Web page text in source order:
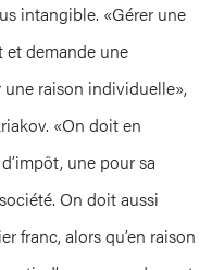
intangible. «Gérer une
et demande une
raison individuelle»,
«On doit en
une pour sa
On doit aussi
franc, alors qu’en raison